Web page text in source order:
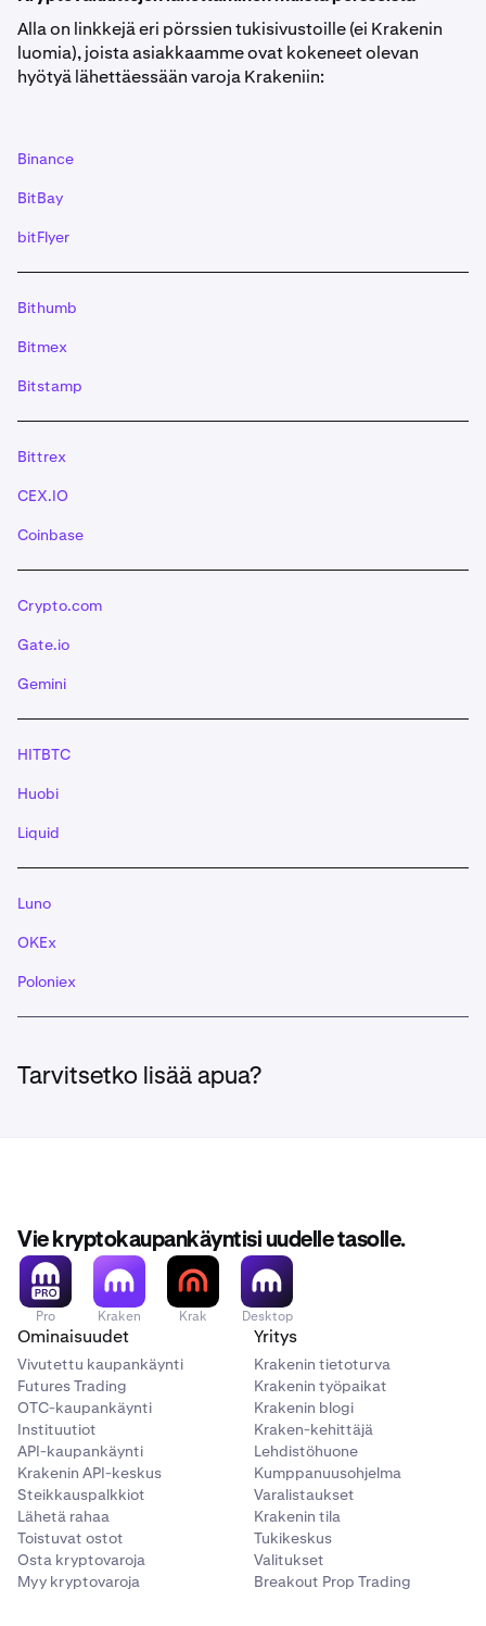
Alla on linkkejä eri pörssien tukisivustoille (ei Krakenin
luomia), joista asiakkaamme ovat kokeneet olevan
hyötyä lähettäessään varoja Krakeniin:
Binance
BitBay
bitFlyer
Bithumb
Bitmex
Bitstamp
Bittrex
CEX.IO
Coinbase
Crypto.com
Gate.io
Gemini
HITBTC
Huobi
Liquid
Luno
OKEx
Poloniex
Tarvitsetko lisää apua?
Vie kryptokaupankäyntisi uudelle tasolle.
Pro Kraken Krak Desktop
Ominaisuudet
Vivutettu kaupankäynti
Futures Trading
OTC-kaupankäynti
Instituutiot
API-kaupankäynti
Krakenin API-keskus
Steikkauspalkkiot
Lähetä rahaa
Toistuvat ostot
Osta kryptovaroja
Myy kryptovaroja
Yritys
Krakenin tietoturva
Krakenin työpaikat
Krakenin blogi
Kraken-kehittäjä
Lehdistöhuone
Kumppanuusohjelma
Varalistaukset
Krakenin tila
Tukikeskus
Valitukset
Breakout Prop Trading